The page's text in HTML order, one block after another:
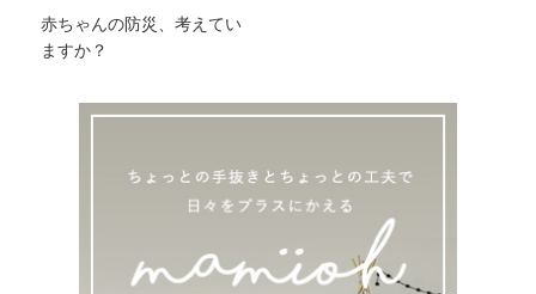
赤ちゃんの防災、考えてい
ますか？